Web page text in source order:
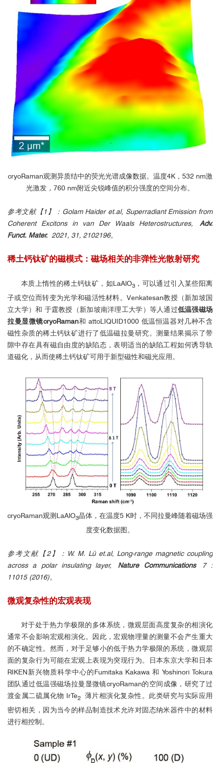
cryoRaman观测异质结中的荧光光谱成像数据。温度4K，532 nm激
光激发，760 nm附近尖锐峰值的积分强度的空间分布。
参考文献【1】：Golam Haider et.al, Superradiant Emission from
Coherent Excitons in van Der Waals Heterostructures, Adv.
Funct. Mater. 2021, 31, 2102196。
稀土钙钛矿的磁模式：磁场相关的非弹性光散射研究
本质上惰性的稀土钙钛矿，如LaAlO3，可以通过引入某些阳离
子或空位而转变为光学和磁活性材料。Venkatesan教授（新加坡国
立大学）和 于霆教授（新加坡南洋理工大学）等人通过低温强磁场
拉曼显微镜cryoRaman和 attoLIQUID1000 低温恒温器对几种不含
磁性杂质的稀土钙钛矿进行了低温磁拉曼研究。测量结果揭示了带
隙中存在具有磁自由度的缺陷态，表明适当的缺陷工程如何诱导轨
道磁化，从而使稀土钙钛矿可用于新型磁性和磁光应用。
cryoRaman观测LaAlO3晶体，在温度5 K时，不同拉曼峰随着磁场强
度变化数据图。
参考文献【2】：W. M. Lü et.al, Long-range magnetic coupling
across a polar insulating layer, Nature Communications7 :
11015 (2016)。
微观复杂性的宏观表现
对于处于热力学极限的多体系统，微观层面高度复杂的相演化
通常不会影响宏观相演化。因此，宏观物理量的测量不会产生重大
的不确定性。然而，对于足够小的低于热力学极限的系统，微观层
面的复杂行为可能在宏观上表现为突现行为。日本东京大学和日本
RIKEN新兴物质科学中心的Fumitaka Kakawa 和 Yoshinori Tokura
团队通过低温强磁场拉曼显微镜cryoRaman的空间成像，研究了过
渡金属二硫属化物 IrTe2 薄片相演化复杂性。此类研究与实际应用
密切相关，因为当今的样品制造技术允许对固态纳米器件中的材料
进行相控制。
■ 碳纳米管低温拉曼测量：高空间分
辨率
■变温荧光光谱测量
2 2
■ 低温与强磁场下，偏振拉曼光谱测
量
2
量
■不同强度磁场下，偏振拉曼光谱测